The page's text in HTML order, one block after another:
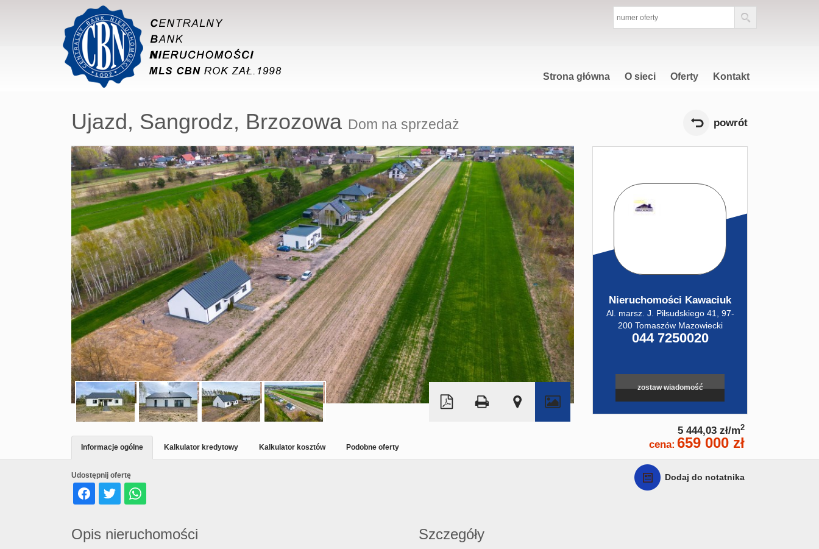
Strona główna O sieci Oferty Kontakt
Ujazd, Sangrodz, Brzozowa Dom na sprzedaż powrót
+
−
©OpenStreetMap contributors
Nieruchomości Kawaciuk
Al. marsz. J. Piłsudskiego 41, 97-
200 Tomaszów Mazowiecki
044 7250020
zostaw wiadomość
5 444,03 zł/m2
cena: 659 000 zł
Dodaj do notatnika
Udostępnij ofertę
Informacje ogólne Kalkulator kredytowy Kalkulator kosztów Podobne oferty
Opis nieruchomości Szczegóły